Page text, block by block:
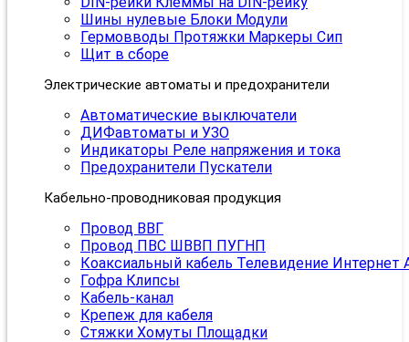
Шины нулевые Блоки Модули
Гермовводы Протяжки Маркеры Сип
Щит в сборе
Электрические автоматы и предохранители
Автоматические выключатели
ДИФавтоматы и УЗО
Индикаторы Реле напряжения и тока
Предохранители Пускатели
Кабельно-проводниковая продукция
Провод ВВГ
Провод ПВС ШВВП ПУГНП
Коаксиальный кабель Телевидение Интернет
Гофра Клипсы
Кабель-канал
Крепеж для кабеля
Стяжки Хомуты Площадки